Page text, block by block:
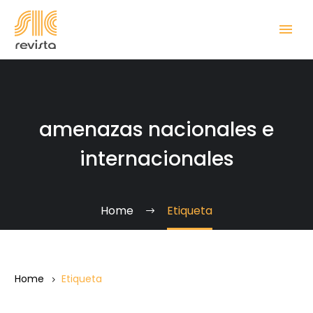
amenazas nacionales e
internacionales
Home Etiqueta
Home Etiqueta